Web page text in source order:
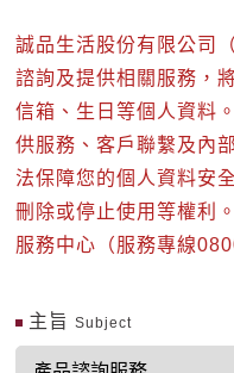
誠品生活股份有限公司
諮詢及提供相關服務，
信箱、生日等個人資料
供服務、客戶聯繫及內
法保障您的個人資料安
刪除或停止使用等權利
服務中心（服務專線
主旨 Subject